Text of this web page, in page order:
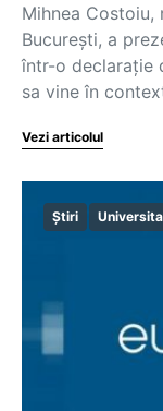
Mihnea
București, a
într-o declarație
sa vine în
Vezi articolul
Știri